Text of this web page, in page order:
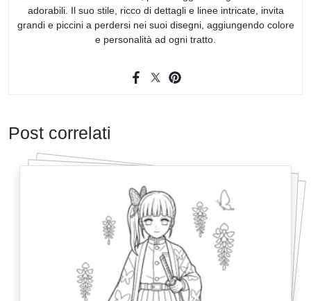
adorabili. Il suo stile, ricco di dettagli e linee intricate, invita
grandi e piccini a perdersi nei suoi disegni, aggiungendo colore
e personalità ad ogni tratto.
Post correlati